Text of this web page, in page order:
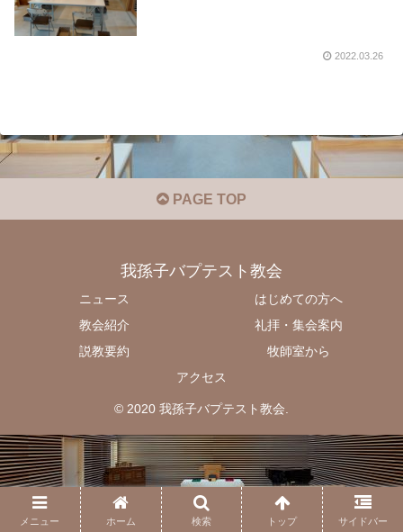
2022.03.26
PAGE TOP
我孫子バプテスト教会
ニュース
はじめての方へ
教会紹介
礼拝・集会案内
説教要約
牧師室から
アクセス
© 2020 我孫子バプテスト教会.
メニュー ホーム 検索 トップ サイドバー